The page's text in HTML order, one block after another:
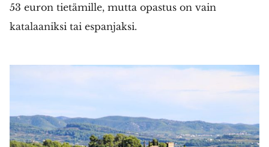
53 euron tietämille, mutta opastus on vain
katalaaniksi tai espanjaksi.